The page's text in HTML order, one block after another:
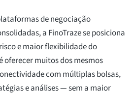
de negociação
a FinoTraze se posiciona
e maior flexibilidade do
oferecer muitos dos mesmos
com múltiplas bolsas,
e análises — sem a maior